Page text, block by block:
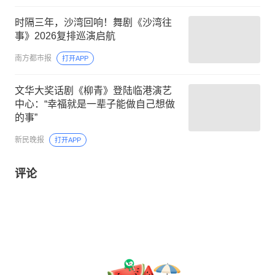
时隔三年，沙湾回响！舞剧《沙湾往
事》2026复排巡演启航
南方都市报 打开APP
文华大奖话剧《柳青》登陆临港演艺
中心：“幸福就是一辈子能做自己想做
的事”
新民晚报 打开APP
评论